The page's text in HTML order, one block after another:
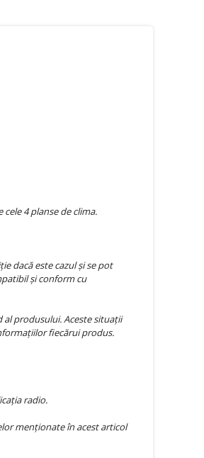
4 planse de clima.
dacă este cazul și se pot
și conform cu
produsului. Aceste situații
fiecărui produs.
radio.
menționate în acest articol